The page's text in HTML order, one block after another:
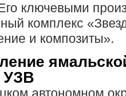
ключевыми
комплекс
и композиты».
УЗВ
автономном